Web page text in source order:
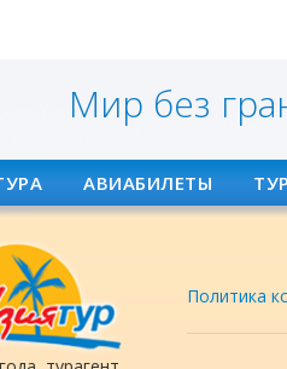
Мир без
АВИАБИЛЕТЫ
Политика